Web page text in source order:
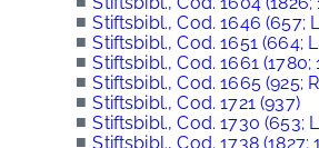
■ Stiftsbibl., Cod. 1646 (657;
■ Stiftsbibl., Cod. 1651 (664;
■ Stiftsbibl., Cod. 1661 (1780;
■ Stiftsbibl., Cod. 1665 (925;
■ Stiftsbibl., Cod. 1721 (937)
■ Stiftsbibl., Cod. 1730 (653;
■ Stiftsbibl., Cod. 1738 (1827;